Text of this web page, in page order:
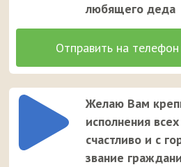
любящего деда
Желаю Вам
исполнения
счастливо и с
звание